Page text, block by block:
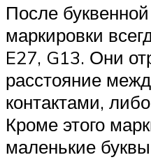
После
маркировки
E27, G13. Они
расстояние
контактами,
Кроме этого
маленькие